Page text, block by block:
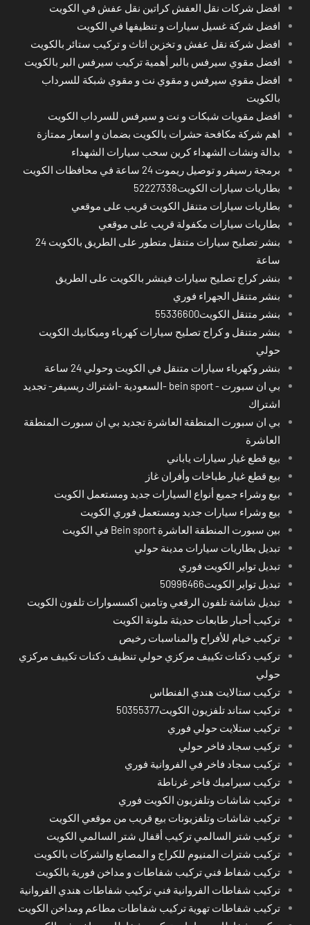
افضل شركات نقل العفش كراتين نقل عفش في الكويت
افضل شركة غسيل سيارات و تنظيفها في الكويت
افضل شركة نقل عفش و تخزين اثاث و تركيب ستائر بالكويت
افضل مقوي سيرفس بالبر أهمية تركيب سيرفس البر بالكويت
افضل مقوي سيرفس و مقوي نت و مقوي شبكة للسرداب
بالكويت
افضل مقويات شبكات و نت و سيرفس للسرداب الكويت
اهم شركة مكافحة حشرات بالكويت بضمان و اسعار ممتازة
بدالة ونشات الشهداء كرين سحب سيارات الشهداء
برمجة رسيفر و توصيل ريموت 24 ساعة في محافظات الكويت
بطاريات سيارات الكويت52227338
بطاريات سيارات متنقل الكويت قريب على موقعي
بطاريات سيارات مكفولة قريب على موقعي
بنشر تصليح سيارات متنقل متطور على الطريق بالكويت 24
ساعة
بنشر كراج تصليح سيارات فينشر بالكويت على الطريق
بنشر متنقل الجهراء فوري
بنشر متنقل الكويت55336600
بنشر متنقل و كراج تصليح سيارات كهرباء وميكانيك الكويت
حولي
بنشر وكهرباء سيارات متنقل في الكويت وحولي 24 ساعة
بي ان سبورت - bein sport -السعودية -اشتراك ريسيفر- تجديد
اشتراك
بي ان سبورت المنطقة العاشرة تجديد بي ان سبورت المنطقة
العاشرة
بيع قطع غيار سيارات ياباني
بيع قطع غيار طباخات وأفران غاز
بيع وشراء جميع أنواع السيارات جديد ومستعمل الكويت
بيع وشراء سيارات جديد ومستعمل فوري الكويت
بين سبورت المنطقة العاشرة Bein sport في الكويت
تبديل بطاريات سيارات مدينة حولي
تبديل تواير الكويت فوري
تبديل تواير الكويت50996466
تبديل شاشة تلفون الرقعي وتامين اكسسوارات تلفون الكويت
تركيب أحبار طابعات حديثة ملونة الكويت
تركيب خيام للأفراح والمناسبات رخيص
تركيب دكتات تكييف مركزي حولي تنظيف دكتات تكييف مركزي
حولي
تركيب ستالايت هندي الفنطاس
تركيب ستاند تلفزيون الكويت50355377
تركيب ستلايت حولي فوري
تركيب سجاد فاخر حولي
تركيب سجاد فاخر في الفروانية فوري
تركيب سيراميك فاخر غرناطة
تركيب شاشات وتلفزيون الكويت فوري
تركيب شاشات وتلفزيونات بيع قريب من موقعي الكويت
تركيب شتر السالمي تركيب أقفال شتر السالمي الكويت
تركيب شترات المنيوم للكراج و المصانع والشركات بالكويت
تركيب شفاط فني تركيب شفاطات و مداخن فورية بالكويت
تركيب شفاطات الفروانية فني تركيب شفاطات هندي الفروانية
تركيب شفاطات تهوية تركيب شفاطات مطاعم ومداخن الكويت